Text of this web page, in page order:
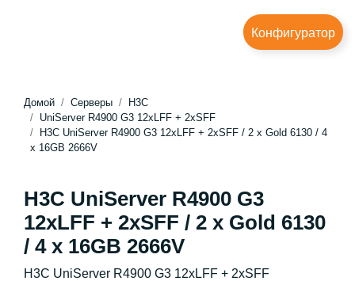
Конфигуратор
Домой Серверы
H3C
UniServer R4900 G3 12xLFF + 2xSFF
H3C UniServer R4900 G3 12xLFF + 2xSFF / 2 x Gold 6130 / 4
x 16GB 2666V
H3C UniServer R4900 G3
12xLFF + 2xSFF / 2 x Gold 6130
/ 4 x 16GB 2666V
H3C UniServer R4900 G3 12xLFF + 2xSFF